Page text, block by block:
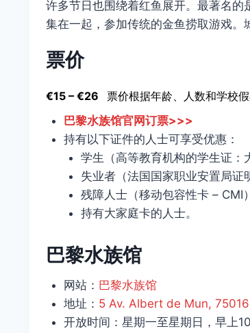
许多节日也围绕着红鱼展开。最著名
集在一起，参加传统的金鱼捞取游戏。
票价
€15 – €26
票价根据年龄、人数和学校假
巴黎水族馆官网订票>>>
持有以下证件的人士可享受优惠：
学生（高等教育机构的学生证：
失业者（法国国家职业安置局证
残障人士（移动包容性卡 – CMI
持有大家庭卡的人士。
巴黎水族馆
网站： 巴黎水族馆
地址： 5 Av. Albert de Mun,
开放时间：星期一至星期日，早上